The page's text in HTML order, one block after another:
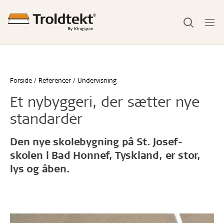
Forside Referencer Undervisning
Et nybyggeri, der sætter nye
standarder
Den nye skolebygning på St. Josef-
skolen i Bad Honnef, Tyskland, er stor,
lys og åben.